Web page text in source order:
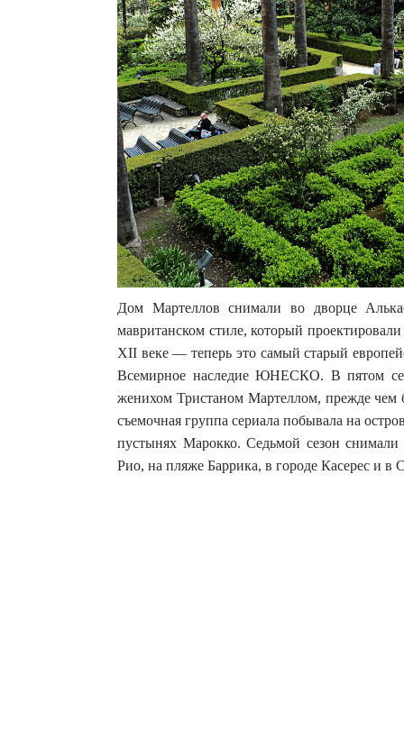
Дом Мартеллов снимали во дворце
мавританском стиле, который
XII веке — теперь это самый старый
Всемирное наследие ЮНЕСКО. В пятом
женихом Тристаном Мартеллом, прежде
съемочная группа сериала побывала на
пустынях Марокко. Седьмой сезон
Рио, на пляже Баррика, в городе Касерес и в